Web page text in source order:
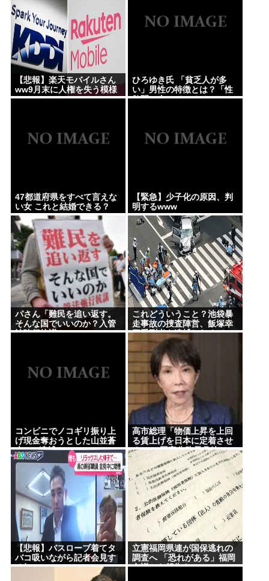
一番うまい葉っぱがほうれん草という風潮
Powered by livedoor 相互RSS
【悲報】楽天モバイルさん
ww9月末に人権を失う模様
www
ひろゆき氏 「貧乏人が多
い」男性の特徴とは？「性
欲弱い人ってモチベーショ
47都道府県をすべて言えな
い女 これと結婚できる？
【緊急】少子化の原因、判
明するwww
パさん「難民を追い返す。
そんな国でいいのか？入管
法強行抗議！」
これどういうこと？池袋暴
走事故の捜査陣営、飯塚幸
三受刑者を逮捕しなくてい
い理由を考えるために1000
ページもの法解釈書を読ん
でた模様…自民議員からも
圧力
コンビニでノコギリ振り上
げ現金奪おうとした山並蒼
大(21)逮捕
高市総理「物価上昇を上回
る賃上げを日本に定着させ
る」 →国家公務員月給
3.51％増へ 地方公務員も追
随する見通し
【悲報】バスローブ着てタ
バコ吸いながら記者会見す
る奴www
立憲福岡県連が国保逃れの
調査へ 「恐れがある」福岡
市議から報告も